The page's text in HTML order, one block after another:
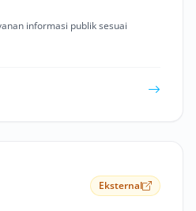
informasi publik sesuai
Eksternal